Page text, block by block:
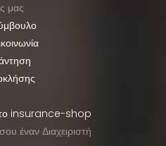
μας
το insurance-shop
έναν Διαχειριστή